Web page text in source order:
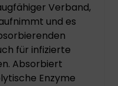
Verband,
und es
für infizierte
Absorbiert
Enzyme